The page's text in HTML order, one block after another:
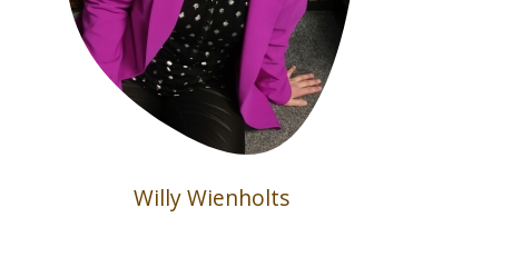
Willy Wienholts